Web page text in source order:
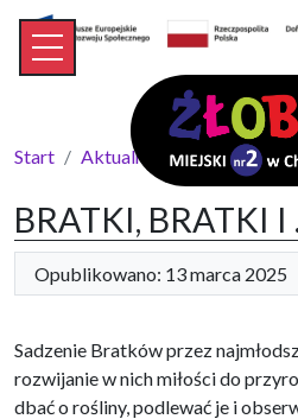
Start Aktualności BRATKI,
BRATKI, BRATKI I
Opublikowano: 13 marca 2025
Sadzenie Bratków przez
rozwijanie w nich miłości do
dbać o rośliny, podlewać je i